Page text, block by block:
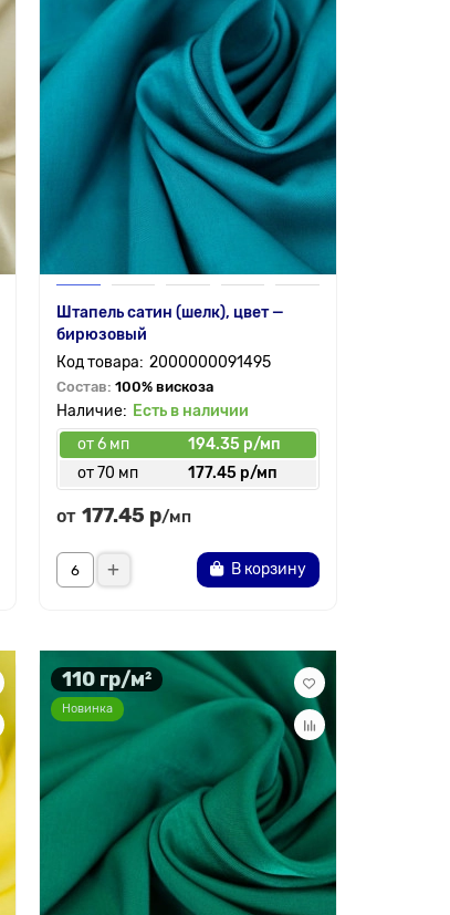
Штапель сатин (шелк), цвет —
бирюзовый
2000000091495
Состав: 100% вискоза
Есть в наличии
от 6 мп
194.35 р/мп
от 70 мп
177.45 р/мп
от 177.45 р/мп
В корзину
110 гр/м²
Новинка